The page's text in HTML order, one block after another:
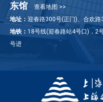
东馆
查看地图 >>
地址： 迎春路300号(正门)、合欢路
地铁： 18号线(迎春路站4号口)，2
号进